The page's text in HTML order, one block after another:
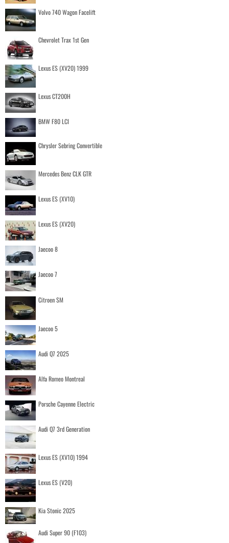
Volvo 740 Wagon Facelift
Chevrolet Trax 1st Gen
Lexus ES (XV20) 1999
Lexus CT200H
BMW F80 LCI
Chrysler Sebring Convertible
Mercedes Benz CLK GTR
Lexus ES (XV10)
Lexus ES (XV20)
Jaecoo 8
Jaecoo 7
Citroen SM
Jaecoo 5
Audi Q7 2025
Alfa Romeo Montreal
Porsche Cayenne Electric
Audi Q7 3rd Generation
Lexus ES (XV10) 1994
Lexus ES (V20)
Kia Stonic 2025
Audi Super 90 (F103)